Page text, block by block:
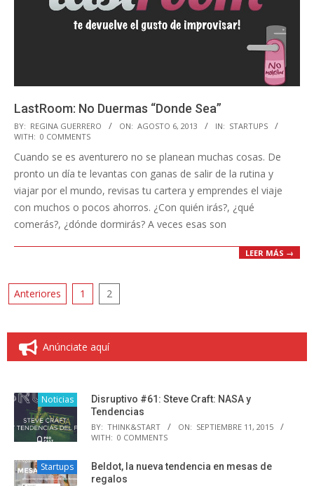
LastRoom: No Duermas “Donde Sea”
2013-
08-
06
BY: REGINA GUERRERO ON: AGOSTO 6, 2013 IN: STARTUPS
WITH: 0 COMMENTS
Cuando se es aventurero no se planean muchas cosas. De
pronto un día te levantas con ganas de salir de la rutina y
viajar por el mundo, revisas tu cartera y emprendes el viaje
con muchos o pocos ahorros. ¿Con quién irás?, ¿qué
comerás?, ¿dónde dormirás? A veces esas son
LEER MÁS →
Paginación
entradas
Anteriores 1 2
Anúnciate aquí
Noticias
Disruptivo #61: Steve Craft: NASA y
Tendencias
BY: THINK&START ON: SEPTIEMBRE 11, 2015
WITH: 0 COMMENTS
Startups
Beldot, la nueva tendencia en mesas de
regalos